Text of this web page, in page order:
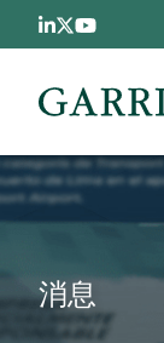
跳转到主要内容
消息